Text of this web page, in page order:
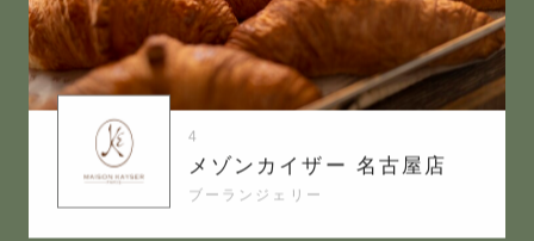
4
メゾンカイザー 名古屋店
ブーランジェリー